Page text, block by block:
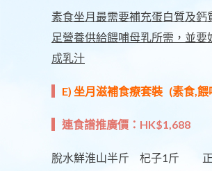
素食坐月最需要補充蛋白質及鈣
足營養供給餵哺母乳所需，並要
成乳汁
E) 坐月滋補食療套裝 (素食,餵
連食譜推廣價：HK$1,688
脫水鮮淮山半斤 杞子1斤 正